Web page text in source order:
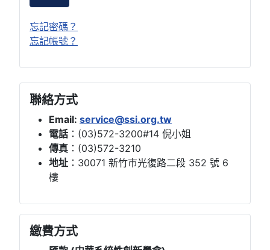
忘記密碼？
忘記帳號？
聯絡方式
Email: service@ssi.org.tw
電話 ：(03)572-3200#14 倪小姐
傳真 ：(03)572-3210
地址 ：30071 新竹市光復路二段 352 號 6
樓
繳費方式